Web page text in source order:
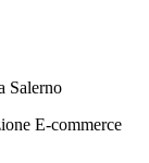
Salerno
E-commerce